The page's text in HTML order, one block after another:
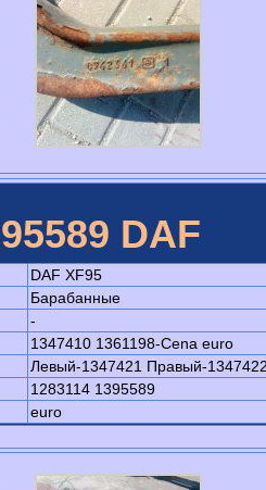
DAF
DAF XF95
Барабанные
-
1347410 1361198-Cena euro
Левый-1347421 Правый-
1283114 1395589
euro